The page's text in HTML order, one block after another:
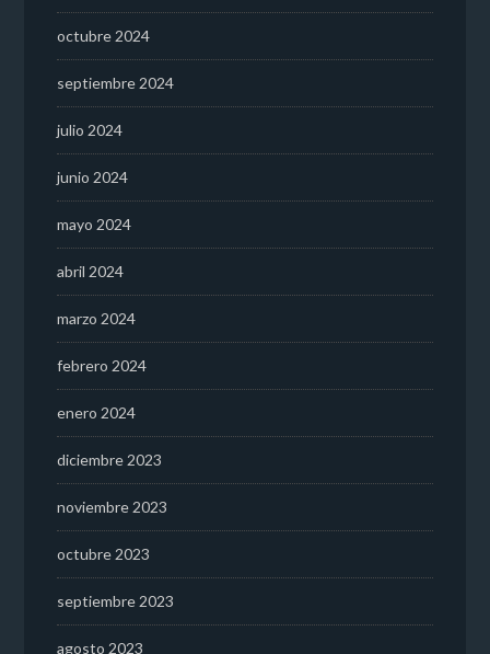
octubre 2024
septiembre 2024
julio 2024
junio 2024
mayo 2024
abril 2024
marzo 2024
febrero 2024
enero 2024
diciembre 2023
noviembre 2023
octubre 2023
septiembre 2023
agosto 2023